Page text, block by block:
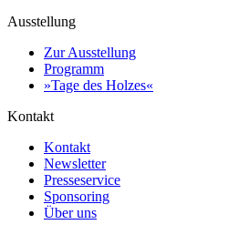
Ausstellung
Zur Ausstellung
Programm
»Tage des Holzes«
Kontakt
Kontakt
Newsletter
Presseservice
Sponsoring
Über uns